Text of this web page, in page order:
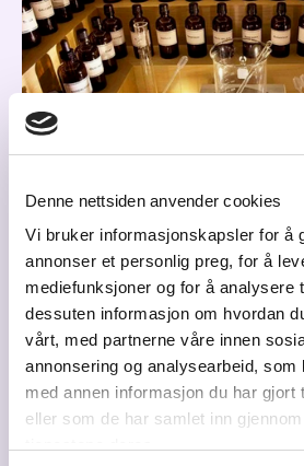
Denne nettsiden anvender cookies
Vi bruker informasjonskapsler for å
annonser et personlig preg, for å
mediefunksjoner og for å analysere
dessuten informasjon om hvordan
vårt, med partnerne våre innen
annonsering og analysearbeid, som
med annen informasjon du har gjort
eller som de har samlet inn
Duft.no: Designer og skaper
merkevare"
10.07.2026
Luktesansen er den kraftigste og
alle sansene, og er direkte knyttet
Verdien av en egen